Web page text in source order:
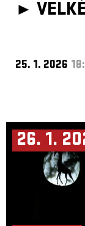
►
25. 1. 2026
26. 1.